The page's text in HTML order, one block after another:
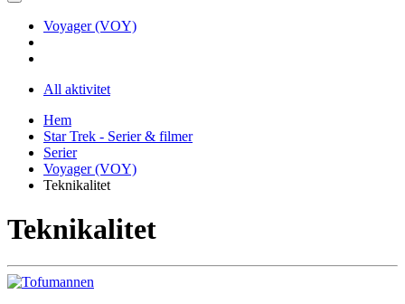
Voyager (VOY)
All aktivitet
Hem
Star Trek - Serier & filmer
Serier
Voyager (VOY)
Teknikalitet
Teknikalitet